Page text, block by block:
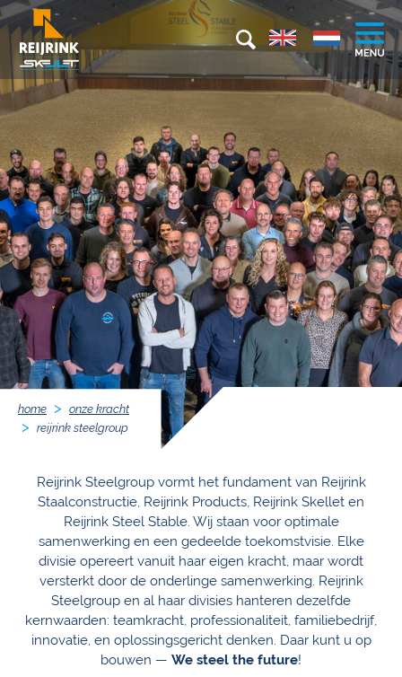
home
onze kracht
reijrink steelgroup
Reijrink Steelgroup vormt het fundament van Reijrink
Staalconstructie, Reijrink Products, Reijrink Skellet en
Reijrink Steel Stable. Wij staan voor optimale
samenwerking en een gedeelde toekomstvisie. Elke
divisie opereert vanuit haar eigen kracht, maar wordt
versterkt door de onderlinge samenwerking. Reijrink
Steelgroup en al haar divisies hanteren dezelfde
kernwaarden: teamkracht, professionaliteit, familiebedrijf,
innovatie, en oplossingsgericht denken. Daar kunt u op
bouwen — We steel the future!